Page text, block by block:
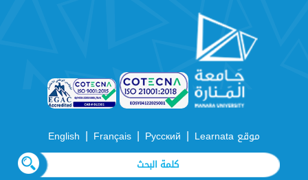
موقع Learnata |
Русский
|
Français
|
English